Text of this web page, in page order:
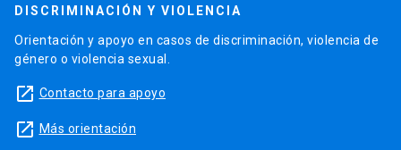
DISCRIMINACIÓN Y VIOLENCIA
Orientación y apoyo en casos de discriminación, violencia de
género o violencia sexual.
launch Contacto para apoyo
launch Más orientación